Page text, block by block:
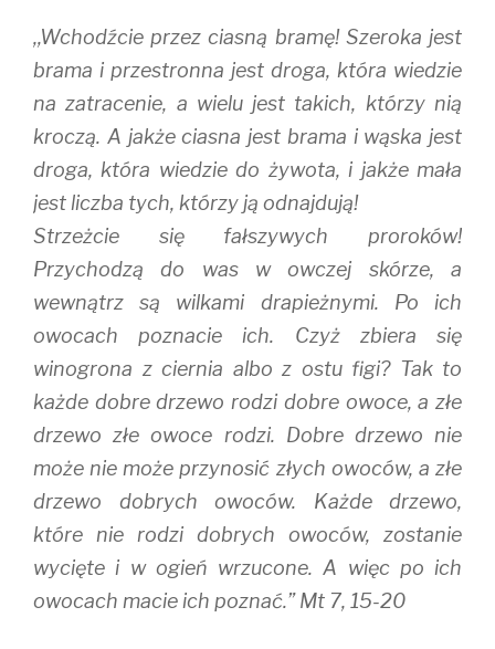
,,Wchodźcie przez ciasną bramę! Szeroka jest
brama i przestronna jest droga, która wiedzie
na zatracenie, a wielu jest takich, którzy nią
kroczą. A jakże ciasna jest brama i wąska jest
droga, która wiedzie do żywota, i jakże mała
jest liczba tych, którzy ją odnajdują!
Strzeżcie się fałszywych proroków!
Przychodzą do was w owczej skórze, a
wewnątrz są wilkami drapieżnymi. Po ich
owocach poznacie ich. Czyż zbiera się
winogrona z ciernia albo z ostu figi? Tak to
każde dobre drzewo rodzi dobre owoce, a złe
drzewo złe owoce rodzi. Dobre drzewo nie
może nie może przynosić złych owoców, a złe
drzewo dobrych owoców. Każde drzewo,
które nie rodzi dobrych owoców, zostanie
wycięte i w ogień wrzucone. A więc po ich
owocach macie ich poznać.” Mt 7, 15-20